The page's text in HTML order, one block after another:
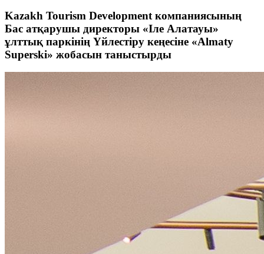
Kazakh Tourism Development компаниясының
Бас атқарушы директоры «Іле Алатауы»
ұлттық паркінің Үйлестіру кеңесіне «Almaty
Superski» жобасын таныстырды